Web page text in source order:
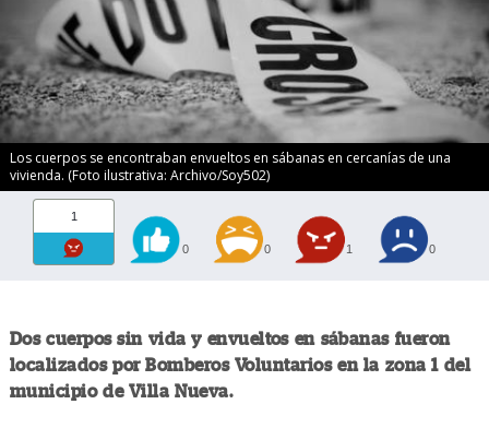
Los cuerpos se encontraban envueltos en sábanas en cercanías de una
vivienda. (Foto ilustrativa: Archivo/Soy502)
1
0 0 1 0
Dos cuerpos sin vida y envueltos en sábanas fueron
localizados por Bomberos Voluntarios en la zona 1 del
municipio de Villa Nueva.